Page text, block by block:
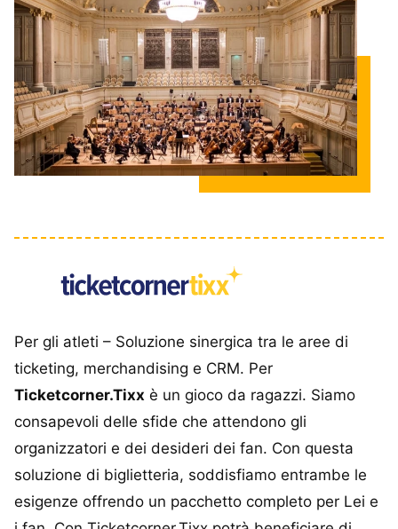
Per gli atleti – Soluzione sinergica tra le aree di
ticketing, merchandising e CRM. Per
Ticketcorner.Tixx è un gioco da ragazzi. Siamo
consapevoli delle sfide che attendono gli
organizzatori e dei desideri dei fan. Con questa
soluzione di biglietteria, soddisfiamo entrambe le
esigenze offrendo un pacchetto completo per Lei e